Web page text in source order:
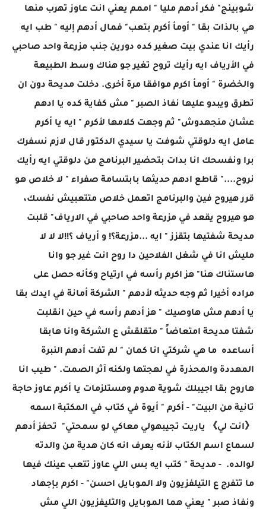
شوبينج" فكر أدهم مليا " اممم يعني انت عاوز تهرب منها
هي بالذات بقا " أومأ أكرم بتعب" فمال أدهم إليه " طب ايه
رأيك انا عندي بيت صغير كده دورين جنب مزرعة واحد صاحبي
في الأرياف ايه رأيك تروح تغير جو هناك وسط الطبيعة
والخضرة " أومأ اكرم موافقا مرة أخرى. دخلت مديحة دون ان
تطرق ويبدو عليها نفاذ الصبر " مش كفاية كده يا ادهم
عشان منجهدوش" ثم وجهت كلامها لأكرم " ايه يا أكرم
عامل ايه دلوقتي شوفت يا سيدي الدكتور قال لازم نسفرك
برا ونفسحك انا بدات بتحضير البرنامج من دلوقتي ايه رأيك
نروح...." قاطع ادهم حديثها بابتسامة صفراء " لا خلاص هو
قرر هيروح فين والبرنامج اتعمل خلاص متتعبيش نفسك،
هو هيروح يقعد في مزرعة واحد صاحبي في الارياف" قلبت
مديحة شفتيها بتقزز " ايه ...مزرعة؟! و أرياف ؟!!لا لا لا
مليش انا في شغل الفلاحين دا روح انت غير جو وانا
هاستناك هنا" هز اكرم رأسه في ارتياح وكأنه حصل على
مراده أخيرا ثم وجه حديثه لأدهم " الشركة أمانة في ايدك بقا
يا أدهم مش هاوصيك " هز أدهم رأسه في حين انقلبت
شفتا مديحة امتعاضاً " متقلقش ع الشركة وانا هابقا
أساعده ما هي شركتي انا كمان " لم تفت أدهم النبرة
المهددة والمحذرة في لهجتها ولكنه آثر الصمت. " طيب انا
هاروح بقا اجيبلك شوية هدوم ومستلزمات يا أكرم عاوز حاجة
تانية من البيت" - أكرم " أيوة في كتاب في المكتبة اسمه
《انت لي》 ياريت تجيبهولي معاكي لو سمحتي" تحفز أدهم
لسماع اسم الكتاب لأنه يعرف انه كان هدية من والدته
لوالده. - مديحة " كتب ايه بس اللي عاوز تتعب عينك فيها
ما تتفرج ع التيلفزيون ولا الموبايل احسن" - اكرم بإجهاد
ونفاذ صبر " يعني هما الموبايل والتليفزيون اللي مش